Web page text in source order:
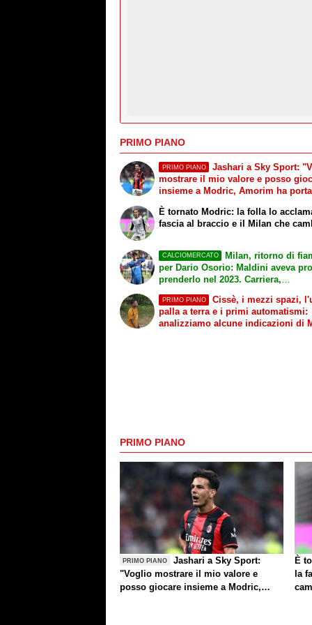
PRIMO PIANO
PRIMO PIANO
Jashari a Sky Sport:
mostrare il mio valore e posso
insieme a Modric, Amorim ha
È tornato Modric: la folla lo
fascia al braccio e il Milan che
CALCIOMERCATO
Milan, ritorno di
per Dario Osorio: Maldini aveva
prenderlo nel 2023. Carriera,
PRIMO PIANO
Cissè, i mezzi spazi,
palla a terra e i primi automatismi:
analizziamo alcune indicazioni di
PRIMO PIANO
PRIMO PIANO
Jashari a Sky Sport:
"Voglio mostrare il mio valore e
posso giocare insieme a Modric,
È
la